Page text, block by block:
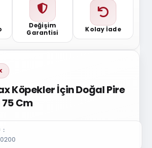
Değişim
Garantisi
Kolay İade
Köpekler İçin Doğal Pire
Cm